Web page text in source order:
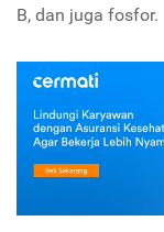
B, dan juga fosfor.